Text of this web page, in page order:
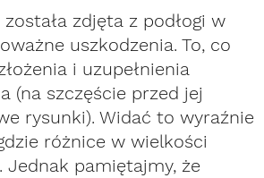
zdjęta z podłogi w
uszkodzenia. To, co
i uzupełnienia
(na szczęście przed jej
rysunki). Widać to wyraźnie
różnice w wielkości
pamiętajmy, że